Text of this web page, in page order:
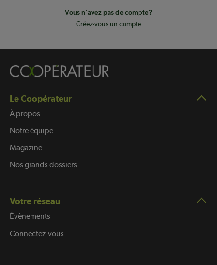
Vous n’avez pas de compte?
Créez-vous un compte
Le Coopérateur
À propos
Notre équipe
Magazine
Nos grands dossiers
Votre réseau
Évènements
Connectez-vous